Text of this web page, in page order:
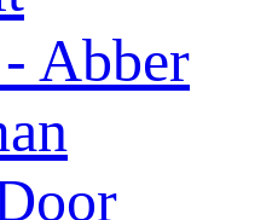
Abber